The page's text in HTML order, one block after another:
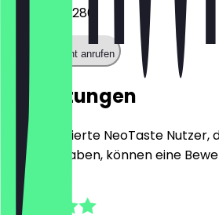
042137707280
Restaurant anrufen
Bewertungen
Nur registrierte NeoTaste Nutzer,
besucht haben, können eine
4.9